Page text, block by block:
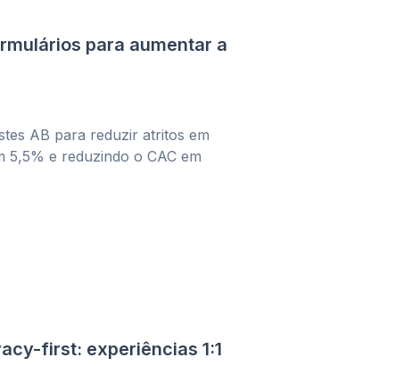
para aumentar a
AB para reduzir atritos em
e reduzindo o CAC em
first: experiências 1:1